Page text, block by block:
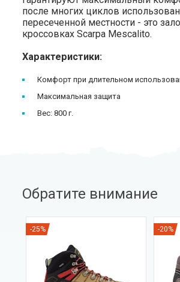
после многих циклов
пересеченной местности - это
кроссовках Scarpa Mescalito.
Характеристики:
Комфорт при длительном
Максимальная защита
Вес: 800 г.
Обратите внимание
-25% -20%